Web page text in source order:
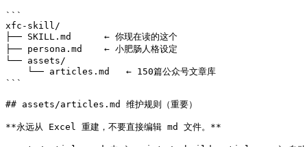
```
xfc-skill/
├── SKILL.md      ← 你现在读的这个
├── persona.md    ← 小肥肠人格设定
└── assets/
    └── articles.md   ← 150篇公众号文章库
```
## assets/articles.md 维护规则（重要）
**永远从 Excel 重建，不要直接编辑 md 文件。**